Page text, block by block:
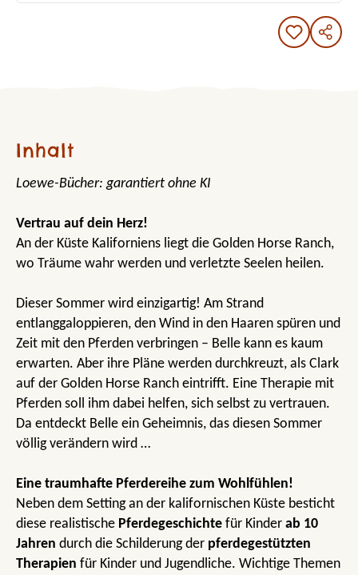
Inhalt
Loewe-Bücher: garantiert ohne KI
Vertrau auf dein Herz!
An der Küste Kaliforniens liegt die Golden Horse Ranch,
wo Träume wahr werden und verletzte Seelen heilen.
Dieser Sommer wird einzigartig! Am Strand
entlanggaloppieren, den Wind in den Haaren spüren und
Zeit mit den Pferden verbringen – Belle kann es kaum
erwarten. Aber ihre Pläne werden durchkreuzt, als Clark
auf der Golden Horse Ranch eintrifft. Eine Therapie mit
Pferden soll ihm dabei helfen, sich selbst zu vertrauen.
Da entdeckt Belle ein Geheimnis, das diesen Sommer
völlig verändern wird …
Eine traumhafte Pferdereihe zum Wohlfühlen!
Neben dem Setting an der kalifornischen Küste besticht
diese realistische Pferdegeschichte für Kinder ab 10
Jahren durch die Schilderung der pferdegestützten
Therapien für Kinder und Jugendliche. Wichtige Themen